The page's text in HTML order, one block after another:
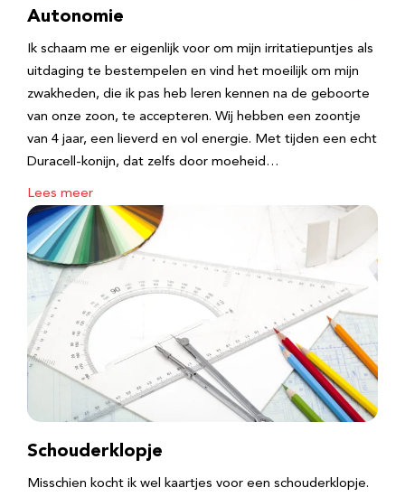
Autonomie
Ik schaam me er eigenlijk voor om mijn irritatiepuntjes als
uitdaging te bestempelen en vind het moeilijk om mijn
zwakheden, die ik pas heb leren kennen na de geboorte
van onze zoon, te accepteren. Wij hebben een zoontje
van 4 jaar, een lieverd en vol energie. Met tijden een echt
Duracell-konijn, dat zelfs door moeheid…
Lees meer
Schouderklopje
Misschien kocht ik wel kaartjes voor een schouderklopje.